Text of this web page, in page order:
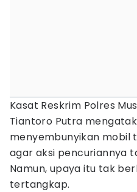
Kasat Reskrim Polres
Tiantoro Putra
menyembunyikan mobil
agar aksi pencuriannya
Namun, upaya itu tak
tertangkap.